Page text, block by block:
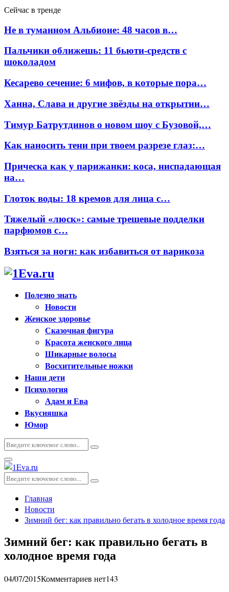
Сейчас в тренде
Не в туманном Альбионе: 48 часов в…
Пальчики оближешь: 11 бьюти-средств с
шоколадом
Кесарево сечение: 6 мифов, в которые пора…
Ханна, Слава и другие звёзды на открытии…
Тимур Батрутдинов о новом шоу с Бузовой,…
Как наносить тени при твоем разрезе глаз:…
Прическа как у парижанки: коса, ниспадающая
на…
Глоток воды: 18 кремов для лица с…
Тяжелый «люск»: самые трешевые подделки
парфюмов с…
Взяться за ноги: как избавиться от варикоза
Полезно знать
Новости
Женское здоровье
Сказочная фигура
Красота женского лица
Шикарные волосы
Восхитительные ножки
Наши дети
Психология
Адам и Ева
Вкусняшка
Юмор
Искать:
Поиск
Основное
меню
Искать:
Поиск
Главная
Новости
Зимний бег: как правильно бегать в холодное время года
Зимний бег: как правильно бегать в
холодное время года
04/07/2015Комментариев нет143